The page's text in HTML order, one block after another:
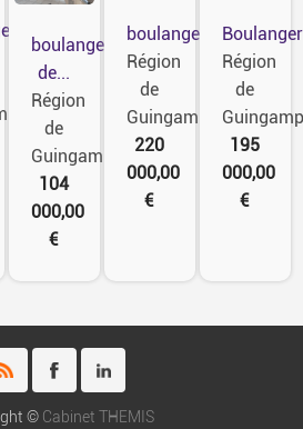
boulangerie
de...
Région
de
Guingamp
104
000,00
€
boulangerie...
Région
de
Guingamp
220
000,00
€
Région
de
195
000,00
€
© Cabinet THEMIS